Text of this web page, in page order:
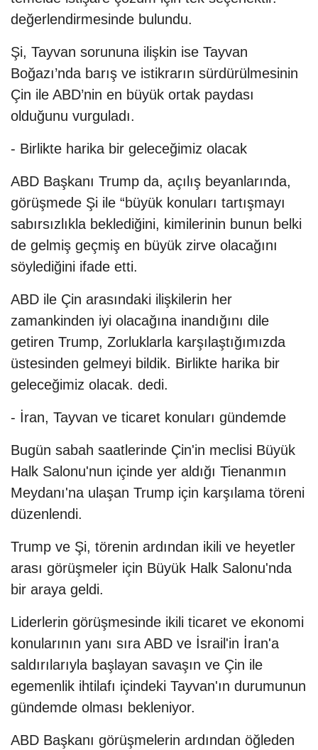
değerlendirmesinde bulundu.
Şi, Tayvan sorununa ilişkin ise Tayvan
Boğazı’nda barış ve istikrarın sürdürülmesinin
Çin ile ABD’nin en büyük ortak paydası
olduğunu vurguladı.
- Birlikte harika bir geleceğimiz olacak
ABD Başkanı Trump da, açılış beyanlarında,
görüşmede Şi ile “büyük konuları tartışmayı
sabırsızlıkla beklediğini, kimilerinin bunun belki
de gelmiş geçmiş en büyük zirve olacağını
söylediğini ifade etti.
ABD ile Çin arasındaki ilişkilerin her
zamankinden iyi olacağına inandığını dile
getiren Trump, Zorluklarla karşılaştığımızda
üstesinden gelmeyi bildik. Birlikte harika bir
geleceğimiz olacak. dedi.
- İran, Tayvan ve ticaret konuları gündemde
Bugün sabah saatlerinde Çin'in meclisi Büyük
Halk Salonu'nun içinde yer aldığı Tienanmın
Meydanı'na ulaşan Trump için karşılama töreni
düzenlendi.
Trump ve Şi, törenin ardından ikili ve heyetler
arası görüşmeler için Büyük Halk Salonu'nda
bir araya geldi.
Liderlerin görüşmesinde ikili ticaret ve ekonomi
konularının yanı sıra ABD ve İsrail'in İran'a
saldırılarıyla başlayan savaşın ve Çin ile
egemenlik ihtilafı içindeki Tayvan'ın durumunun
gündemde olması bekleniyor.
ABD Başkanı görüşmelerin ardından öğleden